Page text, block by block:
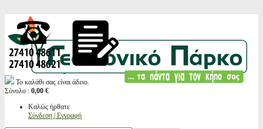
Το καλάθι σας είναι άδειο.
Σύνολο : 0,00 €
Καλώς ήρθατε
Σύνδεση | Εγγραφή